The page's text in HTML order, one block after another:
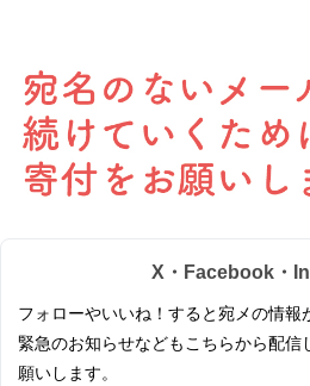
X・Facebook・
フォローやいいね！すると宛メの情報
緊急のお知らせなどもこちらから配信
願いします。